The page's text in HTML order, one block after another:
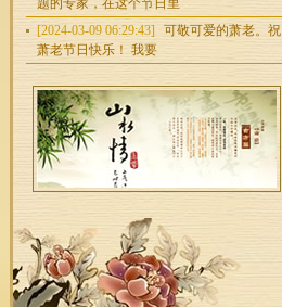
题的专家，在这个节日里
[2024-03-09 06:29:43]
可敬可爱的萧老。祝
萧老节日快乐！ 我要